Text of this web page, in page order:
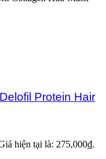
Protein Hair
hiện tại là: 275,000₫.